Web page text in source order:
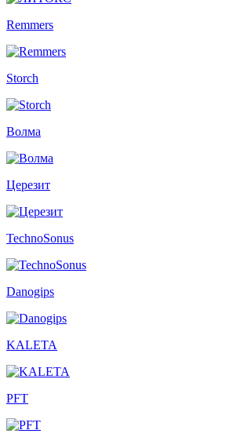
Remmers
Storch
Волма
Церезит
TechnoSonus
Danogips
KALETA
PFT